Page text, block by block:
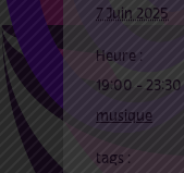
7 Juin 2025
Heure :
19:00 - 23:30
musique
tags :